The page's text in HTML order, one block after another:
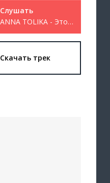
Слушать
ANNA TOLIKA - Это лето нашим будет держу пари
Скачать трек